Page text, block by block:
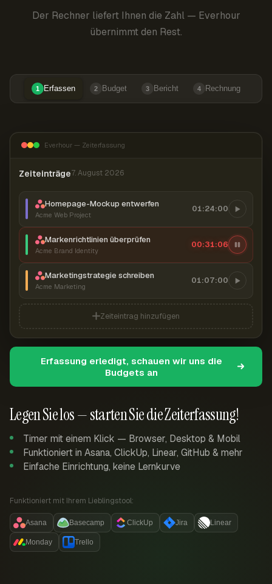
Der Rechner liefert Ihnen die Zahl — Everhour
übernimmt den Rest.
1 Erfassen 2 Budget 3 Bericht 4 Rechnung
Legen Sie los — starten Sie die Zeiterfassung!
Timer mit einem Klick — Browser, Desktop & Mobil
Funktioniert in Asana, ClickUp, Linear, GitHub & mehr
Einfache Einrichtung, keine Lernkurve
Funktioniert mit Ihrem Lieblingstool:
Asana Basecamp ClickUp Jira Linear
Monday Trello
Everhour — Zeiterfassung
Zeiteinträge7. August 2026
Homepage-Mockup entwerfen
Acme Web Project
01:24:00
Markenrichtlinien überprüfen
Acme Brand Identity
00:31:07
Marketingstrategie schreiben
Acme Marketing
01:07:00
Zeiteintrag hinzufügen
Erfassung erledigt, schauen wir uns die
Budgets an